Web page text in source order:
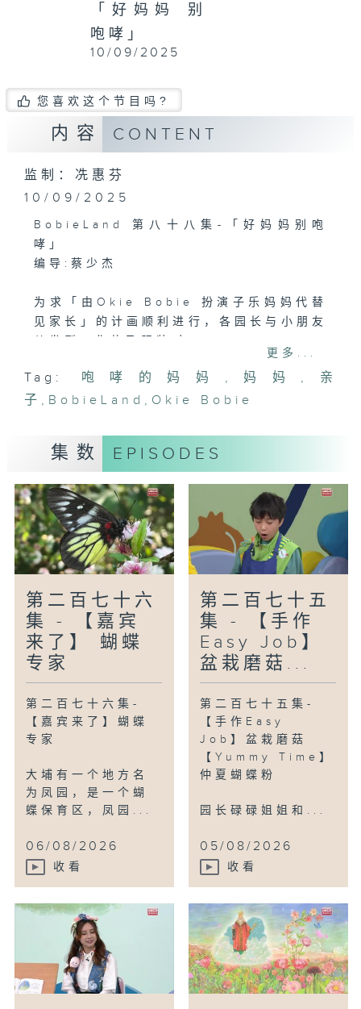
「好妈妈 别
咆哮」
10/09/2025
您喜欢这个节目吗?
内容 CONTENT
监制：冼惠芬
10/09/2025
BobieLand 第八十八集-「好妈妈别咆
哮」
编导:蔡少杰
为求「由Okie Bobie 扮演子乐妈妈代替
见家长」的计画顺利进行，各园长与小朋友
Bobie进行大改造，令Okie Bobie形神
兼备似足子乐妈妈。
Magic Kevin 向大家讲述了一个他与小
朋友David的一次魔术表演，更教导小朋
术。
【手作EASY JOB】
图妈妈与图图了解到大家的冲突源于沟通的
面向不同，本星期的『手作EASY JOB』
将由图图母子决定教大家制作一幅从不同角
度观看，会有不同效果的神奇画作。
更多...
Tag: 咆哮的妈妈 , 妈妈 ,
亲
子 , BobieLand , Okie Bobie
集数 EPISODES
第二百七十六
集 - 【嘉宾
来了】 蝴蝶
专家
第二百七十六集-
【嘉宾来了】蝴蝶
专家
大埔有一个地方名
为凤园，是一个蝴
蝶保育区，凤园...
06/08/2026
收看
第二百七十五
集 - 【手作
Easy Job】
盆栽磨菇...
第二百七十五集-
【手作Easy
Job】盆栽磨菇
【Yummy Time】
仲夏蝴蝶粉
园长碌碌姐姐和...
05/08/2026
收看